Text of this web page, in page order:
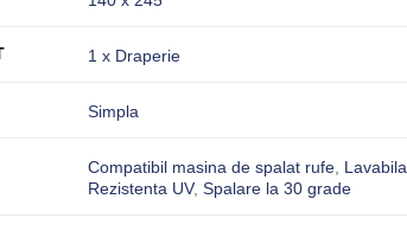
1 x Draperie
Simpla
Compatibil masina de spalat rufe, Lavabila
Rezistenta UV, Spalare la 30 grade